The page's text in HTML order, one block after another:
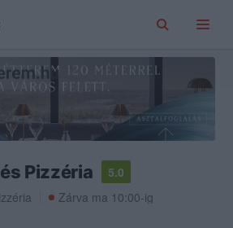
Pizzéria
5.0
Zárva ma 10:00-ig